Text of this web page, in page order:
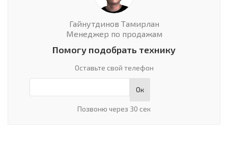
Гайнутдинов Тамирлан
Менеджер по продажам
Помогу подобрать технику
Оставьте свой телефон
Ок
Позвоню через 30 сек